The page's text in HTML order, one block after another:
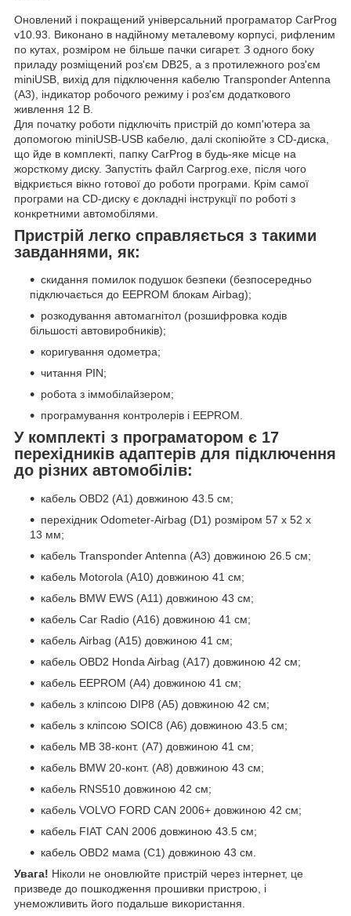
Оновлений і покращений універсальний програматор CarProg
v10.93. Виконано в надійному металевому корпусі, рифленим
по кутах, розміром не більше пачки сигарет. З одного боку
приладу розміщений роз'єм DB25, а з протилежного роз'єм
miniUSB, вихід для підключення кабелю Transponder Antenna
(A3), індикатор робочого режиму і роз'єм додаткового
живлення 12 В.
Для початку роботи підключіть пристрій до комп'ютера за
допомогою miniUSB-USB кабелю, далі скопіюйте з CD-диска,
що йде в комплекті, папку CarProg в будь-яке місце на
жорсткому диску. Запустіть файл Carprog.exe, після чого
відкриється вікно готової до роботи програми. Крім самої
програми на CD-диску є докладні інструкції по роботі з
конкретними автомобілями.
Пристрій легко справляється з такими
завданнями, як:
скидання помилок подушок безпеки (безпосередньо
підключається до EEPROM блокам Airbag);
розкодування автомагнітол (розшифровка кодів
більшості автовиробників);
коригування одометра;
читання PIN;
робота з іммобілайзером;
програмування контролерів і EEPROM.
У комплекті з програматором є 17
перехідників адаптерів для підключення
до різних автомобілів:
кабель OBD2 (A1) довжиною 43.5 см;
перехідник Odometer-Airbag (D1) розміром 57 х 52 х
13 мм;
кабель Transponder Antenna (A3) довжиною 26.5 см;
кабель Motorola (A10) довжиною 41 см;
кабель BMW EWS (A11) довжиною 43 см;
кабель Car Radio (A16) довжиною 41 см;
кабель Airbag (A15) довжиною 41 см;
кабель OBD2 Honda Airbag (A17) довжиною 42 см;
кабель EEPROM (A4) довжиною 41 см;
кабель з кліпсою DIP8 (A5) довжиною 42 см;
кабель з кліпсою SOIC8 (A6) довжиною 43.5 см;
кабель MB 38-конт. (A7) довжиною 41 см;
кабель BMW 20-конт. (A8) довжиною 43 см;
кабель RNS510 довжиною 42 см;
кабель VOLVO FORD CAN 2006+ довжиною 42 см;
кабель FIAT CAN 2006 довжиною 43.5 см;
кабель OBD2 мама (C1) довжиною 43 см.
Увага! Ніколи не оновлюйте пристрій через інтернет, це
призведе до пошкодження прошивки пристрою, і
унеможливить його подальше використання.